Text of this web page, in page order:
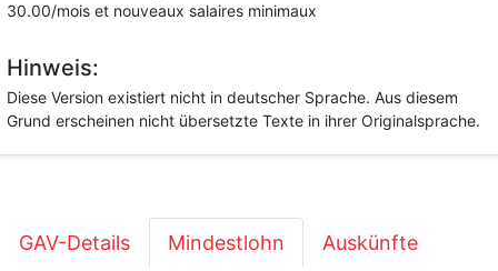
30.00/mois et nouveaux salaires minimaux
Hinweis:
Diese Version existiert nicht in deutscher Sprache. Aus diesem
Grund erscheinen nicht übersetzte Texte in ihrer Originalsprache.
GAV-Details Mindestlohn Auskünfte